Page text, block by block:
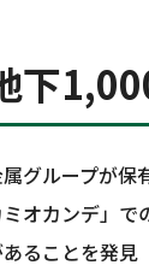
下
グループが
オカンデ」
ることを発